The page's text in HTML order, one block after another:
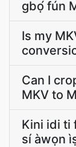
gbọ́ fún
Is my
Can I
MKV to
Kini idi ti
sí àwọn